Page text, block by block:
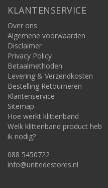
KLANTENSERVICE
Over ons
Algemene voorwaarden
Disclaimer
Privacy Policy
Betaalmethoden
Levering & Verzendkosten
Bestelling Retourneren
Klantenservice
Sitemap
Hoe werkt klittenband
Welk klittenband product heb
ik nodig?
088 5450722
info@unitedestores.nl